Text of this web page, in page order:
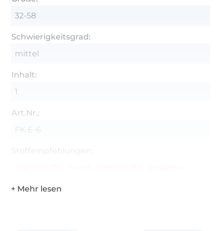
32-58
Schwierigkeitsgrad:
mittel
Inhalt:
1
Art.Nr.:
FK-E-6